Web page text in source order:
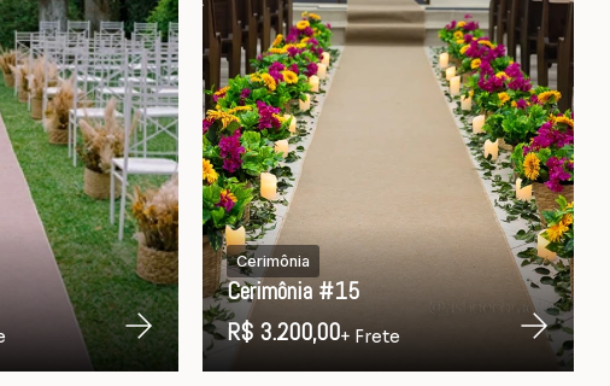
Cerimônia
Cerimônia #15
R$ 3.200,00+ Frete